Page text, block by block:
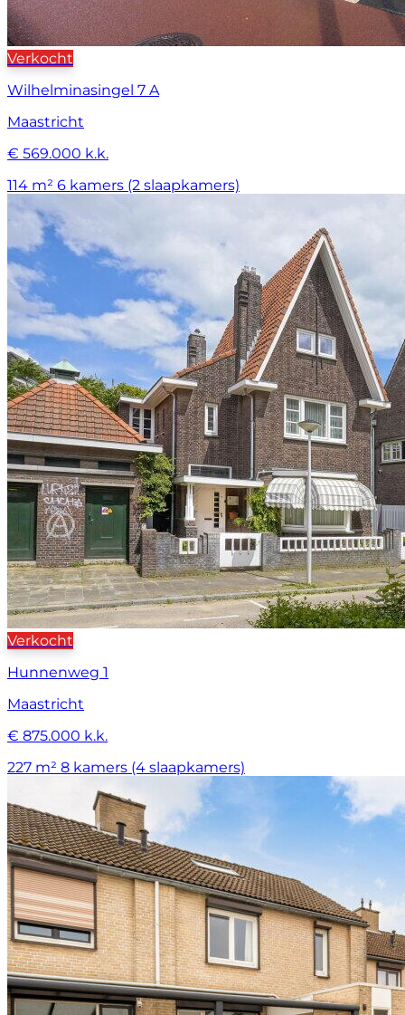
Verkocht
Wilhelminasingel 7 A
Maastricht
€ 569.000 k.k.
114 m² 6 kamers (2 slaapkamers)
Verkocht
Hunnenweg 1
Maastricht
€ 875.000 k.k.
227 m² 8 kamers (4 slaapkamers)